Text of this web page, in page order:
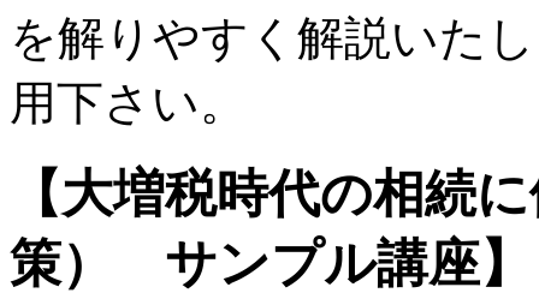
を解りやすく解説いた
用下さい。
【大増税時代の相続
策） サンプル講座】